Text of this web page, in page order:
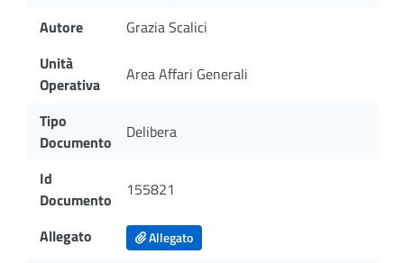
Autore
Grazia Scalici
Unità
Operativa
Area Affari Generali
Tipo
Documento
Delibera
Id
Documento
155821
Allegato Allegato